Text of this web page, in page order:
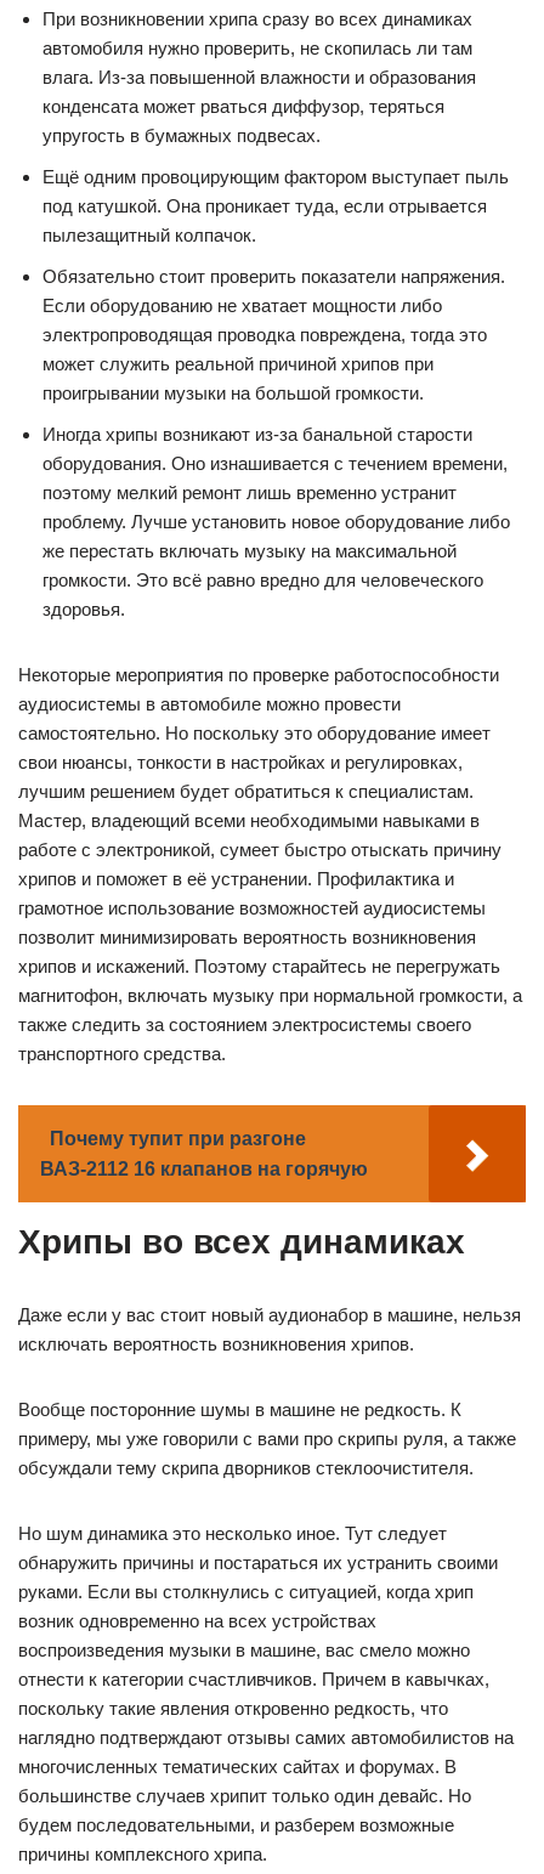
При возникновении хрипа сразу во всех динамиках
автомобиля нужно проверить, не скопилась ли там
влага. Из-за повышенной влажности и образования
конденсата может рваться диффузор, теряться
упругость в бумажных подвесах.
Ещё одним провоцирующим фактором выступает пыль
под катушкой. Она проникает туда, если отрывается
пылезащитный колпачок.
Обязательно стоит проверить показатели напряжения.
Если оборудованию не хватает мощности либо
электропроводящая проводка повреждена, тогда это
может служить реальной причиной хрипов при
проигрывании музыки на большой громкости.
Иногда хрипы возникают из-за банальной старости
оборудования. Оно изнашивается с течением времени,
поэтому мелкий ремонт лишь временно устранит
проблему. Лучше установить новое оборудование либо
же перестать включать музыку на максимальной
громкости. Это всё равно вредно для человеческого
здоровья.
Некоторые мероприятия по проверке работоспособности
аудиосистемы в автомобиле можно провести
самостоятельно. Но поскольку это оборудование имеет
свои нюансы, тонкости в настройках и регулировках,
лучшим решением будет обратиться к специалистам.
Мастер, владеющий всеми необходимыми навыками в
работе с электроникой, сумеет быстро отыскать причину
хрипов и поможет в её устранении. Профилактика и
грамотное использование возможностей аудиосистемы
позволит минимизировать вероятность возникновения
хрипов и искажений. Поэтому старайтесь не перегружать
магнитофон, включать музыку при нормальной громкости, а
также следить за состоянием электросистемы своего
транспортного средства.
Почему тупит при разгоне
ВАЗ-2112 16 клапанов на горячую
Хрипы во всех динамиках
Даже если у вас стоит новый аудионабор в машине, нельзя
исключать вероятность возникновения хрипов.
Вообще посторонние шумы в машине не редкость. К
примеру, мы уже говорили с вами про скрипы руля, а также
обсуждали тему скрипа дворников стеклоочистителя.
Но шум динамика это несколько иное. Тут следует
обнаружить причины и постараться их устранить своими
руками. Если вы столкнулись с ситуацией, когда хрип
возник одновременно на всех устройствах
воспроизведения музыки в машине, вас смело можно
отнести к категории счастливчиков. Причем в кавычках,
поскольку такие явления откровенно редкость, что
наглядно подтверждают отзывы самих автомобилистов на
многочисленных тематических сайтах и форумах. В
большинстве случаев хрипит только один девайс. Но
будем последовательными, и разберем возможные
причины комплексного хрипа.